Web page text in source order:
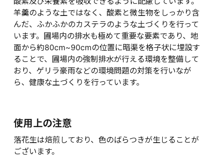
羊羹のような土ではなく、酸素と微生物をしっかり含
んだ、ふかふかのカステラのような土づくりを行って
います。圃場内の排水も極めて重要な要素であり、地
面から約80cm~90cmの位置に暗渠を格子状に埋設す
ることで、圃場内の強制排水が行える環境を整備して
おり、ゲリラ豪雨などの環境問題の対策を行いなが
ら、健康な土づくりを行っています。
使用上の注意
落花生は焙煎しており、色のばらつきが生じることが
ございます。